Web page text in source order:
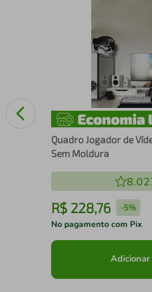
Quadro Jogador de
Sem Moldura
R$ 228,76 -5%
No pagamento com Pix